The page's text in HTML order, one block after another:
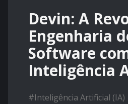
Devin: A
Engenharia
Software
Inteligência
#Inteligência Artificial (IA)